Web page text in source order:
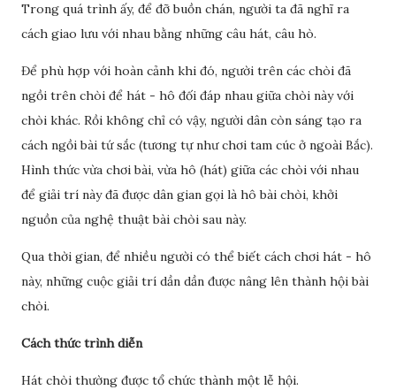
Trong quá trình ấy, để đỡ buồn chán, người ta đã nghĩ ra
cách giao lưu với nhau bằng những câu hát, câu hò.
Để phù hợp với hoàn cảnh khi đó, người trên các chòi đã
ngồi trên chòi để hát - hô đối đáp nhau giữa chòi này với
chòi khác. Rồi không chỉ có vậy, người dân còn sáng tạo ra
cách ngồi bài tứ sắc (tương tự như chơi tam cúc ở ngoài Bắc).
Hình thức vừa chơi bài, vừa hô (hát) giữa các chòi với nhau
để giải trí này đã được dân gian gọi là hô bài chòi, khởi
nguồn của nghệ thuật bài chòi sau này.
Qua thời gian, để nhiều người có thể biết cách chơi hát - hô
này, những cuộc giải trí dần dần được nâng lên thành hội bài
chòi.
Cách thức trình diễn
Hát chòi thường được tổ chức thành một lễ hội.